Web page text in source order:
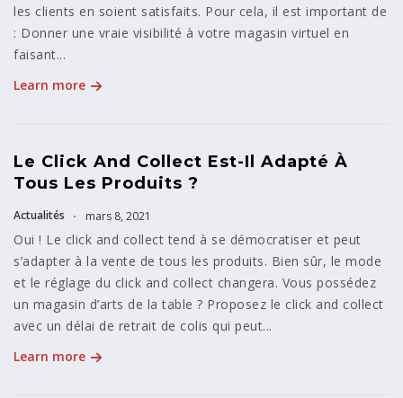
les clients en soient satisfaits. Pour cela, il est important de
: Donner une vraie visibilité à votre magasin virtuel en
faisant...
Learn more
Le Click And Collect Est-Il Adapté À
Tous Les Produits ?
Actualités mars 8, 2021
Oui ! Le click and collect tend à se démocratiser et peut
s’adapter à la vente de tous les produits. Bien sûr, le mode
et le réglage du click and collect changera. Vous possédez
un magasin d’arts de la table ? Proposez le click and collect
avec un délai de retrait de colis qui peut...
Learn more